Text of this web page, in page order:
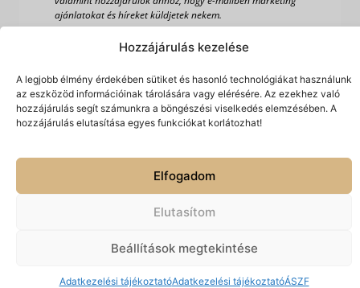
Hozzájárulás kezelése
A legjobb élmény érdekében sütiket és hasonló technológiákat használunk
az eszközöd információinak tárolására vagy elérésére. Az ezekhez való
hozzájárulás segít számunkra a böngészési viselkedés elemzésében. A
hozzájárulás elutasítása egyes funkciókat korlátozhat!
Elfogadom
Elutasítom
Beállítások megtekintése
Adatkezelési tájékoztatóAdatkezelési tájékoztatóÁSZF
ajánlatokat és híreket küldjetek nekem.
© 2026 Spiriguru.
Minden jog fenntartva.
Technologies